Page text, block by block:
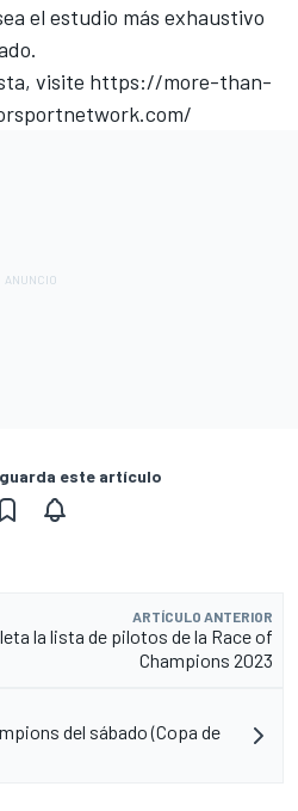
el estudio más exhaustivo
visite https://more-than-
este artículo
ARTÍCULO ANTERIOR
la lista de pilotos de la Race of
Champions 2023
del sábado (Copa de